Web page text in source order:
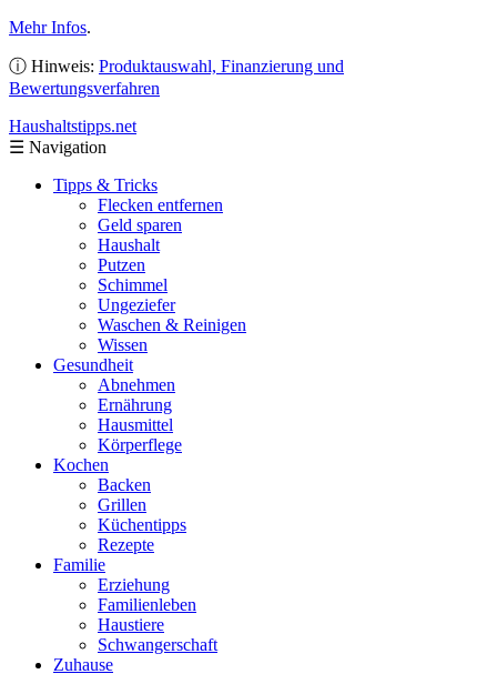
Mehr Infos.
ⓘ Hinweis: Produktauswahl, Finanzierung und
Bewertungsverfahren
Haushaltstipps.net
☰ Navigation
Tipps & Tricks
Flecken entfernen
Geld sparen
Haushalt
Putzen
Schimmel
Ungeziefer
Waschen & Reinigen
Wissen
Gesundheit
Abnehmen
Ernährung
Hausmittel
Körperflege
Kochen
Backen
Grillen
Küchentipps
Rezepte
Familie
Erziehung
Familienleben
Haustiere
Schwangerschaft
Zuhause